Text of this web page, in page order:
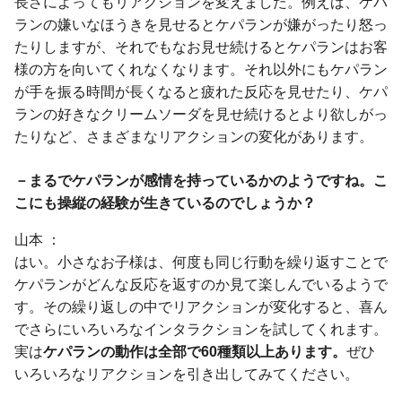
ランの嫌いなほうきを見せるとケパランが嫌がったり怒っ
たりしますが、それでもなお見せ続けるとケパランはお客
様の方を向いてくれなくなります。それ以外にもケパラン
が手を振る時間が長くなると疲れた反応を見せたり、ケパ
ランの好きなクリームソーダを見せ続けるとより欲しがっ
たりなど、さまざまなリアクションの変化があります。
－まるでケパランが感情を持っているかのようですね。こ
こにも操縦の経験が生きているのでしょうか？
山本
はい。小さなお子様は、何度も同じ行動を繰り返すことで
ケパランがどんな反応を返すのか見て楽しんでいるようで
す。その繰り返しの中でリアクションが変化すると、喜ん
でさらにいろいろなインタラクションを試してくれます。
実はケパランの動作は全部で60種類以上あります。 ぜひ
いろいろなリアクションを引き出してみてください。